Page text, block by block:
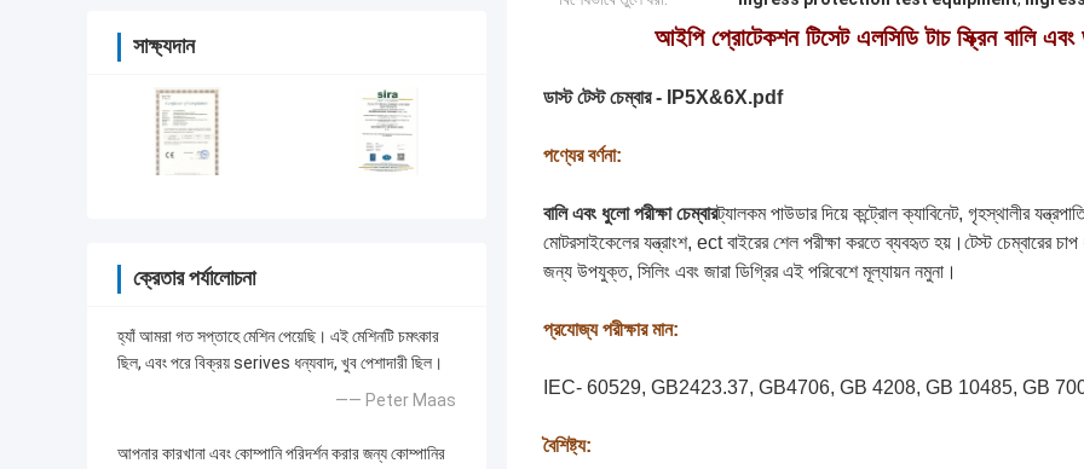
সাক্ষ্যদান
ক্রেতার পর্যালোচনা
হ্যাঁ আমরা গত সপ্তাহে মেশিন পেয়েছি। এই মেশিনটি চমৎকার
ছিল, এবং পরে বিক্রয় serives ধন্যবাদ, খুব পেশাদারী ছিল।
—— Peter Maas
আপনার কারখানা এবং কোম্পানি পরিদর্শন করার জন্য কোম্পানির
আইপি প্রোটেকশন টিসেট এলসিডি টাচ স্ক্রিন বালি এবং
ডাস্ট টেস্ট চেম্বার - IP5X&6X.pdf
পণ্যের বর্ণনা:
বালি এবং ধুলো পরীক্ষা চেম্বারট্যালকম পাউডার দিয়ে কন্ট্রোল ক্যাবিনেট, গৃহস্থালীর
মোটরসাইকেলের যন্ত্রাংশ, ect বাইরের শেল পরীক্ষা করতে ব্যবহৃত হয়।টেস্ট চেম্বারের
জন্য উপযুক্ত, সিলিং এবং জারা ডিগ্রির এই পরিবেশে মূল্যায়ন নমুনা।
প্রযোজ্য পরীক্ষার মান:
IEC- 60529, GB2423.37, GB4706, GB 4208, GB 10485, GB
বৈশিষ্ট্য: